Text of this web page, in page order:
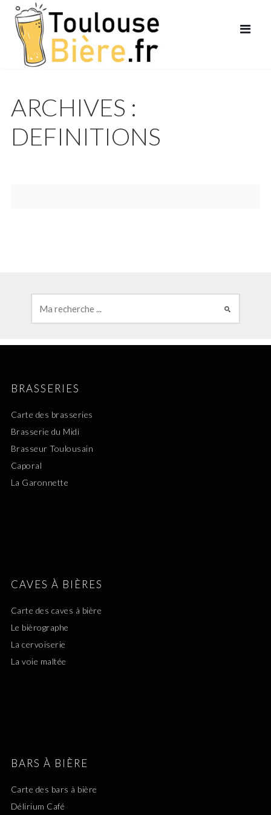
ARCHIVES :
DEFINITIONS
BRASSERIES
Carte des brasseries
Brasserie du Midi
Brasseur Toulousain
Caporal
La Garonnette
CAVES À BIÈRES
Carte des caves à bière
Le bièrographe
La cervoiserie
La voie maltée
BARS À BIÈRE
Carte des bars à bière
Délirium Café